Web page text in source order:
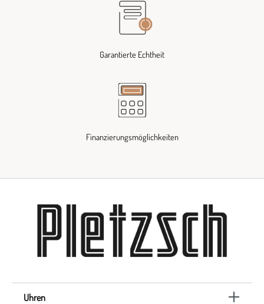
Garantierte Echtheit
Finanzierungsmöglichkeiten
Uhren